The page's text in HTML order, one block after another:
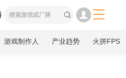
 
游戏制作人 产业趋势 火拼FPS